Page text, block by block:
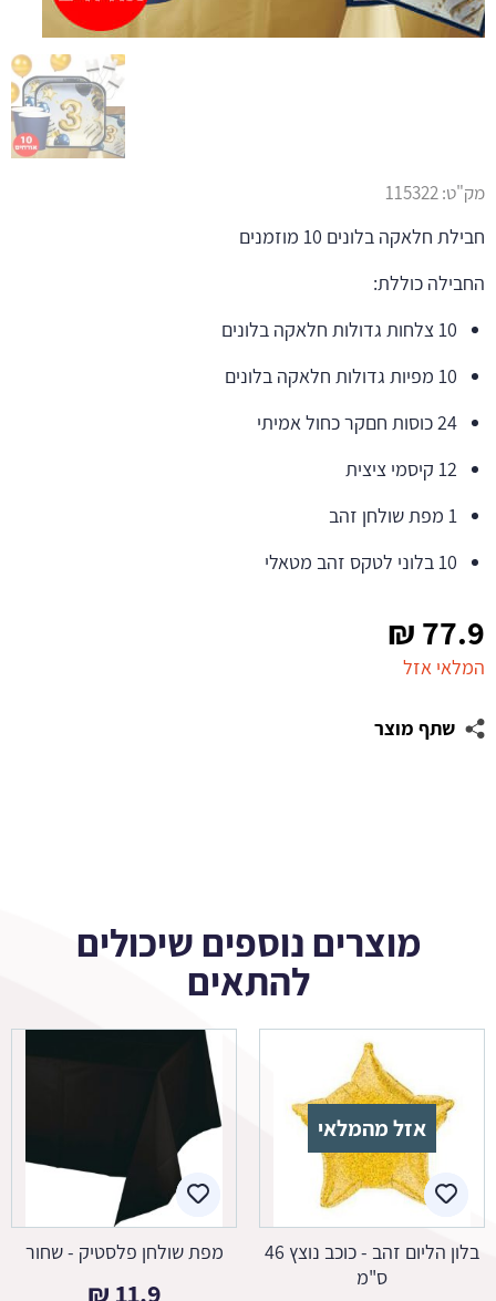
77.9
₪
המלאי אזל
שתף מוצר
מק"ט:115322
חבילת חלאקה בלונים 10 מוזמנים
החבילה כוללת:
10 צלחות גדולות חלאקה בלונים
10 מפיות גדולות חלאקה בלונים
24 כוסות חםקר כחול אמיתי
12 קיסמי ציצית
1 מפת שולחן זהב
10 בלוני לטקס זהב מטאלי
מוצרים נוספים שיכולים
להתאים
אזל מהמלאי
בלון הליום זהב - כוכב נוצץ 46
ס"מ
מפת שולחן פלסטיק - שחור
11.9
₪